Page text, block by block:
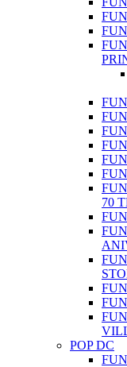
70
POP DC